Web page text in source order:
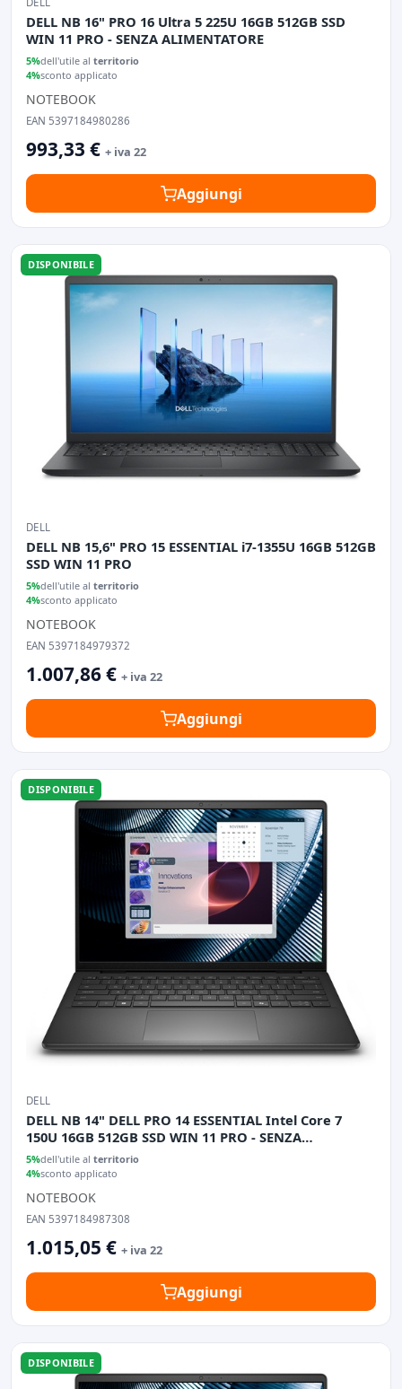
DELL NB 16" PRO 16 Ultra 5 225U 16GB 512GB SSD
WIN 11 PRO - SENZA ALIMENTATORE
5%dell'utile al territorio
4%sconto applicato
NOTEBOOK
EAN 5397184980286
993,33 € + iva 22
Aggiungi
DISPONIBILE
DELL
DELL NB 15,6" PRO 15 ESSENTIAL i7-1355U 16GB 512GB
SSD WIN 11 PRO
5%dell'utile al territorio
4%sconto applicato
NOTEBOOK
EAN 5397184979372
1.007,86 € + iva 22
Aggiungi
DISPONIBILE
DELL
DELL NB 14" DELL PRO 14 ESSENTIAL Intel Core 7
150U 16GB 512GB SSD WIN 11 PRO - SENZA
ALIMENTATORE
5%dell'utile al territorio
4%sconto applicato
NOTEBOOK
EAN 5397184987308
1.015,05 € + iva 22
Aggiungi
DISPONIBILE